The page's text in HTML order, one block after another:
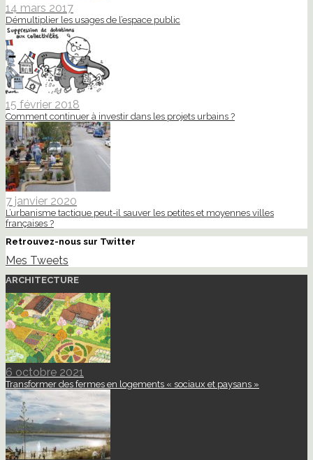
14 mars 2017
Démultiplier les usages de l’espace public
15 février 2018
Comment continuer à investir dans les projets urbains ?
7 janvier 2020
L’urbanisme tactique peut-il sauver les petites et moyennes villes
françaises ?
Retrouvez-nous sur Twitter
Mes Tweets
ARCHITECTURE
6 octobre 2021
Transformer des fermes en logements « sociaux et paysans »